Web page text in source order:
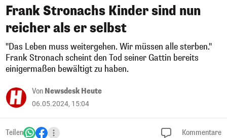
Frank Stronachs Kinder sind nun
reicher als er selbst
"Das Leben muss weitergehen. Wir müssen alle sterben."
Frank Stronach scheint den Tod seiner Gattin bereits
einigermaßen bewältigt zu haben.
Von Newsdesk Heute
06.05.2024, 15:04
Teilen Kommentare